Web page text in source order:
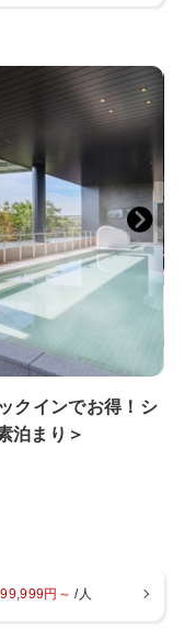
だいております。
6歳以下とさせていた
ご遠慮いただいており
スがございます。
様（未就学児のみ）
ッパご着用時は、スパ
しております。
イン時の前精算になり
（最大500円）を別途
クインでお得！シ
泊まり＞
ン！
ただけます。
は必見です！
円～ /人